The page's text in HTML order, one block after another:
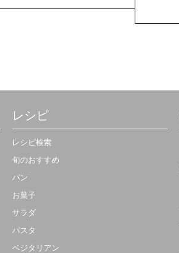
レシピ
レシピ検索
旬のおすすめ
パン
お菓子
サラダ
パスタ
ベジタリアン